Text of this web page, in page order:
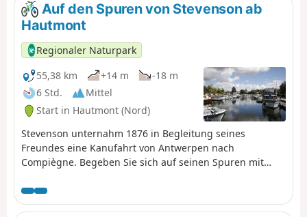
Auf den Spuren von Stevenson ab
Hautmont
Regionaler Naturpark
55,38 km
+14 m
-18 m
6 Std.
Mittel
Start in Hautmont (Nord)
Stevenson unternahm 1876 in Begleitung seines
Freundes eine Kanufahrt von Antwerpen nach
Compiègne. Begeben Sie sich auf seinen Spuren mit